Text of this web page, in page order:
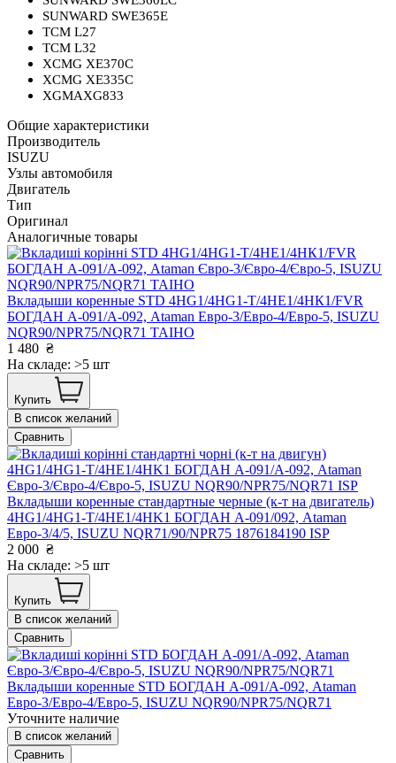
SUNWARD SWE365E
TCM L27
TCM L32
XCMG XE370C
XCMG XE335C
XGMAXG833
Общие характеристики
Производитель
ISUZU
Узлы автомобиля
Двигатель
Тип
Оригинал
Аналогичные товары
Вкладыши коренные STD 4HG1/4HG1-T/4HЕ1/4НК1/FVR
БОГДАН А-091/А-092, Ataman Евро-3/Евро-4/Евро-5, ISUZU
NQR90/NPR75/NQR71 TAIHO
1 480 ₴
На складе: >5 шт
Купить
В список желаний
Сравнить
Вкладыши коренные стандартные черные (к-т на двигатель)
4HG1/4HG1-T/4HE1/4HK1 БОГДАН А-091/092, Ataman
Евро-3/4/5, ISUZU NQR71/90/NPR75 1876184190 ISP
2 000 ₴
На складе: >5 шт
Купить
В список желаний
Сравнить
Вкладыши коренные STD БОГДАН А-091/А-092, Ataman
Евро-3/Евро-4/Евро-5, ISUZU NQR90/NPR75/NQR71
Уточните наличие
В список желаний
Сравнить